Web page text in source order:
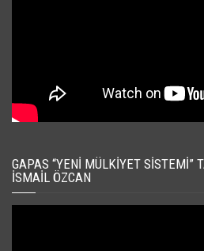
GAPAS “YENI MÜLKIYET
İSMAIL ÖZCAN